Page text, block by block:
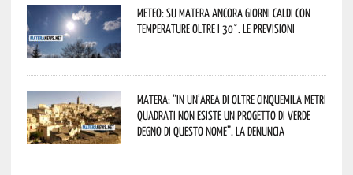
Meteo: su Matera ancora giorni caldi con
temperature oltre i 30°. Le previsioni
Matera: “In un’area di oltre cinquemila metri
quadrati non esiste un progetto di verde
degno di questo nome”. La denuncia